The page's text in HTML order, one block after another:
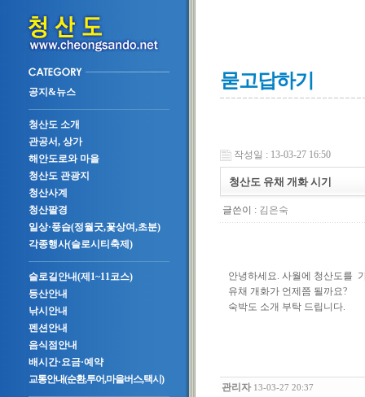
공지&뉴스
청산도 소개
관공서, 상가
해안도로와 마을
청산도 관광지
청산사계
청산팔경
일상·풍습(정월굿,꽃상여,초분)
각종행사(슬로시티축제)
슬로길안내(제1~11코스)
등산안내
낚시안내
펜션안내
음식점안내
배시간·요금·예약
교통안내(순환,투어,마을버스,택시)
묻고답하기
작성일 : 13-03-27 16:50
청산도 유채 개화 시기
글쓴이 : 김은숙
안녕하세요. 사월에 청산도를
유채 개화가 언제쯤 될까요?
숙박도 소개 부탁 드립니다.
관리자 13-03-27 20:37